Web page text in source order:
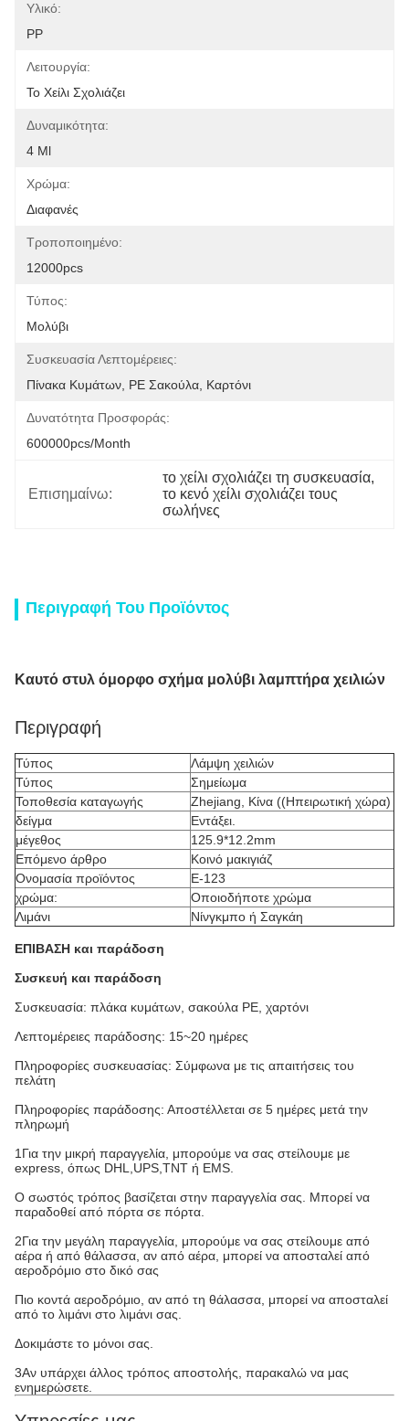
Υλικό:
PP
Λειτουργία:
Το Χείλι Σχολιάζει
Δυναμικότητα:
4 Ml
Χρώμα:
Διαφανές
Τροποποιημένο:
12000pcs
Τύπος:
Μολύβι
Συσκευασία Λεπτομέρειες:
Πίνακα Κυμάτων, PE Σακούλα, Καρτόνι
Δυνατότητα Προσφοράς:
600000pcs/month
Επισημαίνω:
το χείλι σχολιάζει τη συσκευασία,
το κενό χείλι σχολιάζει τους
σωλήνες
Περιγραφή Του Προϊόντος
Καυτό στυλ όμορφο σχήμα μολύβι λαμπτήρα χειλιών
Περιγραφή
Τύπος
Λάμψη χειλιών
Τύπος
Σημείωμα
Τοποθεσία καταγωγής
Zhejiang, Κίνα ((Ηπειρωτική χώρα)
δείγμα
Εντάξει.
μέγεθος
125.9*12.2mm
Επόμενο άρθρο
Κοινό μακιγιάζ
Ονομασία προϊόντος
Ε-123
χρώμα:
Οποιοδήποτε χρώμα
Λιμάνι
Νίνγκμπο ή Σαγκάη
ΕΠΙΒΑΣΗ και παράδοση
Συσκευή και παράδοση
Συσκευασία: πλάκα κυμάτων, σακούλα PE, χαρτόνι
Λεπτομέρειες παράδοσης: 15~20 ημέρες
Πληροφορίες συσκευασίας: Σύμφωνα με τις απαιτήσεις του
πελάτη
Πληροφορίες παράδοσης: Αποστέλλεται σε 5 ημέρες μετά την
πληρωμή
1Για την μικρή παραγγελία, μπορούμε να σας στείλουμε με
express, όπως DHL,UPS,TNT ή EMS.
Ο σωστός τρόπος βασίζεται στην παραγγελία σας. Μπορεί να
παραδοθεί από πόρτα σε πόρτα.
2Για την μεγάλη παραγγελία, μπορούμε να σας στείλουμε από
αέρα ή από θάλασσα, αν από αέρα, μπορεί να αποσταλεί από
αεροδρόμιο στο δικό σας
Πιο κοντά αεροδρόμιο, αν από τη θάλασσα, μπορεί να αποσταλεί
από το λιμάνι στο λιμάνι σας.
Δοκιμάστε το μόνοι σας.
3Αν υπάρχει άλλος τρόπος αποστολής, παρακαλώ να μας
ενημερώσετε.